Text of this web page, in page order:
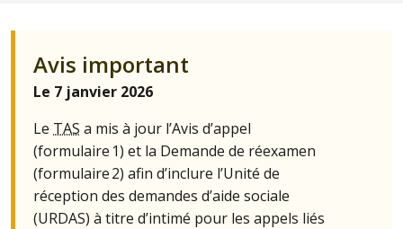
Avis important
Le 7 janvier 2026
Le TAS a mis à jour l’Avis d’appel
(formulaire 1) et la Demande de réexamen
(formulaire 2) afin d’inclure l’Unité de
réception des demandes d’aide sociale
(URDAS) à titre d’intimé pour les appels liés